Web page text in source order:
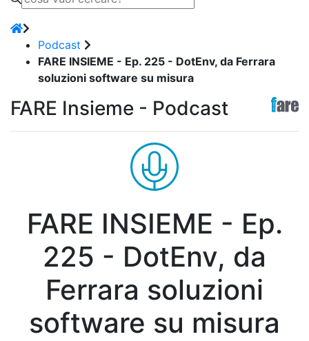
Podcast
FARE INSIEME - Ep. 225 - DotEnv, da Ferrara
soluzioni software su misura
FARE Insieme - Podcast
FARE INSIEME - Ep.
225 - DotEnv, da
Ferrara soluzioni
software su misura